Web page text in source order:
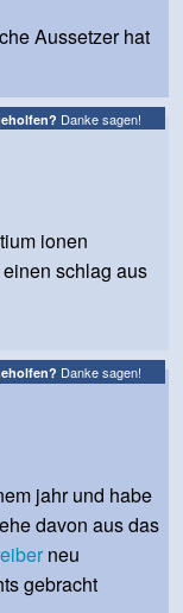
Aussetzer hat
Danke sagen!
ionen
schlag aus
Danke sagen!
jahr und habe
davon aus das
neu
gebracht